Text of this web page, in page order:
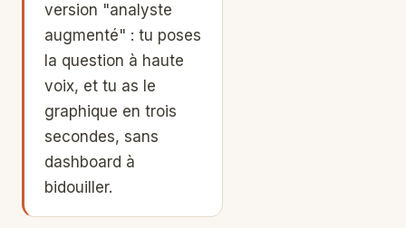
version "analyste
augmenté" : tu poses
la question à haute
voix, et tu as le
graphique en trois
secondes, sans
dashboard à
bidouiller.